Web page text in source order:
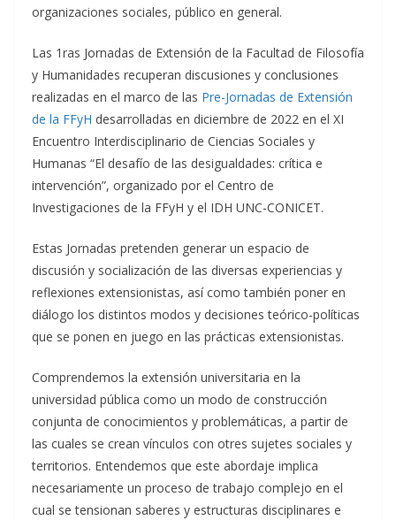
organizaciones sociales, público en general.
Las 1ras Jornadas de Extensión de la Facultad de Filosofía
y Humanidades recuperan discusiones y conclusiones
realizadas en el marco de las Pre-Jornadas de Extensión
de la FFyH desarrolladas en diciembre de 2022 en el XI
Encuentro Interdisciplinario de Ciencias Sociales y
Humanas “El desafío de las desigualdades: crítica e
intervención”, organizado por el Centro de
Investigaciones de la FFyH y el IDH UNC-CONICET.
Estas Jornadas pretenden generar un espacio de
discusión y socialización de las diversas experiencias y
reflexiones extensionistas, así como también poner en
diálogo los distintos modos y decisiones teórico-políticas
que se ponen en juego en las prácticas extensionistas.
Comprendemos la extensión universitaria en la
universidad pública como un modo de construcción
conjunta de conocimientos y problemáticas, a partir de
las cuales se crean vínculos con otres sujetes sociales y
territorios. Entendemos que este abordaje implica
necesariamente un proceso de trabajo complejo en el
cual se tensionan saberes y estructuras disciplinares e